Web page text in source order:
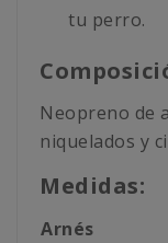
tu perro.
Neopreno de
niquelados y
Medidas:
Arnés